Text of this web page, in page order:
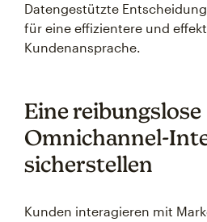
Datengestützte
für eine effizientere und
Kundenansprache.
Eine reibungslose
Omnichannel-
sicherstellen
Kunden interagieren mit